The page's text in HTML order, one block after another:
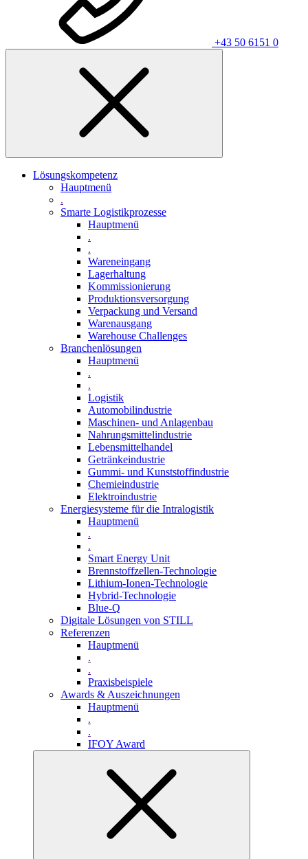
+43 50 6151 0
Lösungskompetenz
Hauptmenü
.
Smarte Logistikprozesse
Hauptmenü
.
.
Wareneingang
Lagerhaltung
Kommissionierung
Produktionsversorgung
Verpackung und Versand
Warenausgang
Warehouse Challenges
Branchenlösungen
Hauptmenü
.
.
Logistik
Automobilindustrie
Maschinen- und Anlagenbau
Nahrungsmittelindustrie
Lebensmittelhandel
Getränkeindustrie
Gummi­- und Kunststoffindustrie
Chemieindustrie
Elektroindustrie
Energiesysteme für die Intralogistik
Hauptmenü
.
.
Smart Energy Unit
Brennstoffzellen-Technologie
Lithium-Ionen-Technologie
Hybrid-Technologie
Blue-Q
Digitale Lösungen von STILL
Referenzen
Hauptmenü
.
.
Praxisbeispiele
Awards & Auszeichnungen
Hauptmenü
.
.
IFOY Award